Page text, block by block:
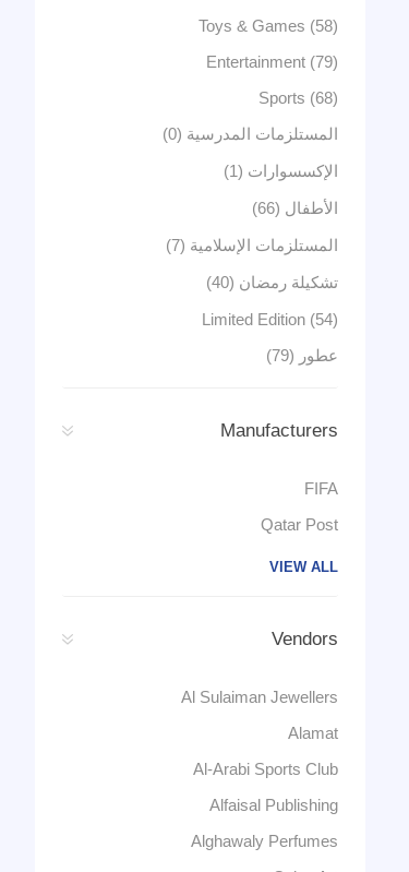
Toys & Games (58)
Entertainment (79)
Sports (68)
المستلزمات المدرسية (0)
الإكسسوارات (1)
الأطفال (66)
المستلزمات الإسلامية (7)
تشكيلة رمضان (40)
Limited Edition (54)
عطور (79)
Manufacturers
FIFA
Qatar Post
VIEW ALL
Vendors
Al Sulaiman Jewellers
Alamat
Al-Arabi Sports Club
Alfaisal Publishing
Alghawaly Perfumes